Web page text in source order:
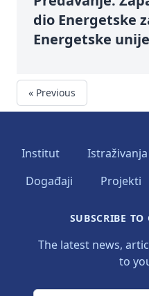
dio Energetske
Energetske unije
« Previous
Institut Istraživanja
Događaji
Projekti
SUBSCRIBE TO
The latest news,
to